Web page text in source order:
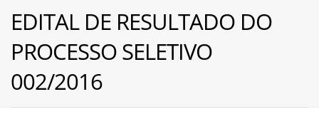
EDITAL DE RESULTADO DO
PROCESSO SELETIVO
002/2016